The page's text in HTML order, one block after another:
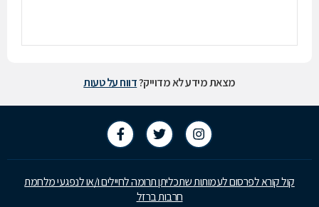
מצאת מידע לא מדוייק?דווח על טעות
קול קורא לפרסום לעמותות שתכליתן תרומה לחיילים ו/או לנפגעי מלחמת
חרבות ברזל